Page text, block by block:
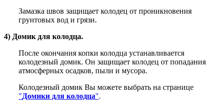
Замазка швов защищает колодец от проникновения
грунтовых вод и грязи.
4) Домик для колодца.
После окончания копки колодца устанавливается
колодезный домик. Он защищает колодец от попадания
атмосферных осадков, пыли и мусора.
Колодезный домик Вы можете выбрать на странице
"Домики для колодца".